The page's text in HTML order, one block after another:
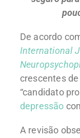
De acordo
International
crescentes
“candidato
depressão
A revisão